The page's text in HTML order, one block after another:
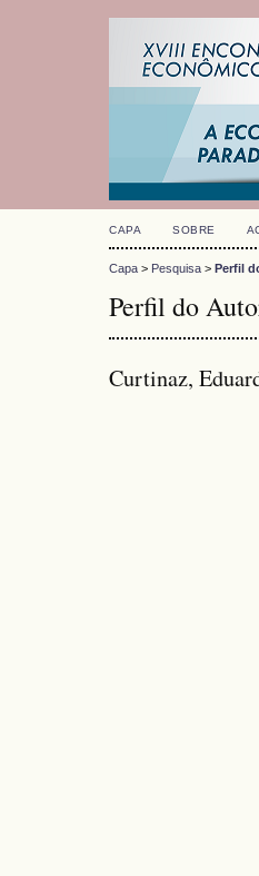
CAPA SOBRE
Capa > Pesquisa > Perfil
Perfil do
Curtinaz,